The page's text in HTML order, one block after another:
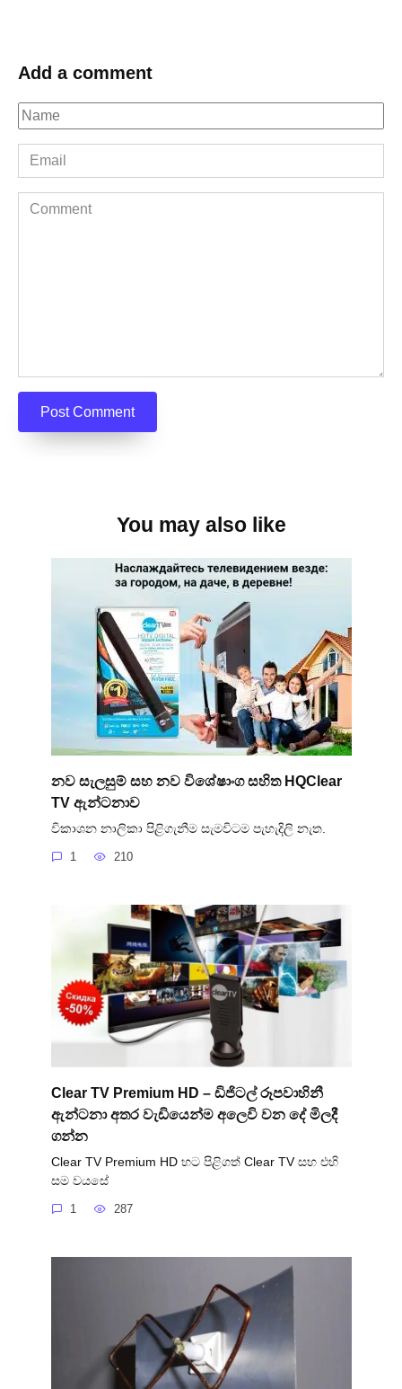
Add a comment
Name
*
Email
*
Comment
You may also like
නව සැලසුම් සහ නව විශේෂාංග සහිත HQClear
TV ඇන්ටනාව
විකාශන නාලිකා පිළිගැනීම සැමවිටම පැහැදිලි නැත.
1 210
Clear TV Premium HD – ඩිජිටල් රූපවාහිනී
ඇන්ටනා අතර වැඩියෙන්ම අලෙවි වන දේ මිලදී
ගන්න
Clear TV Premium HD හට පිළිගත් Clear TV සහ එහි
සම වයසේ
1 287